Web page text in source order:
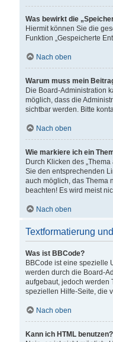
Was bewirkt die
Hiermit können Sie die
Funktion „Gespeicherte
Nach oben
Warum muss mein
Die Board-Administration
möglich, dass die
sichtbar werden. Bitte
Nach oben
Wie markiere ich ein
Durch Klicken des
Sie den entsprechenden
auch möglich, das Thema
beachten! Es wird meist
Nach oben
Textformatierung
Was ist BBCode?
BBCode ist eine spezielle
werden durch die Board-
aufgebaut, jedoch werden
speziellen Hilfe-Seite, die
Nach oben
Kann ich HTML benutzen?